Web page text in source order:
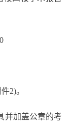
2)。
加盖公章的考